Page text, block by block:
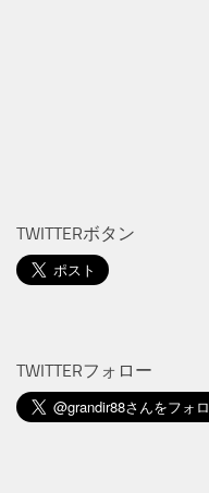
TWITTERボタン
TWITTERフォロー